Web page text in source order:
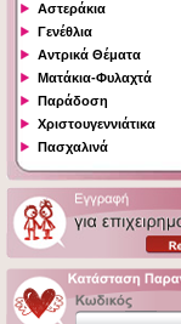
Αστεράκια
Γενέθλια
Αντρικά Θέματα
Ματάκια-Φυλαχτά
Παράδοση
Χριστουγεννιάτικα
Πασχαλινά